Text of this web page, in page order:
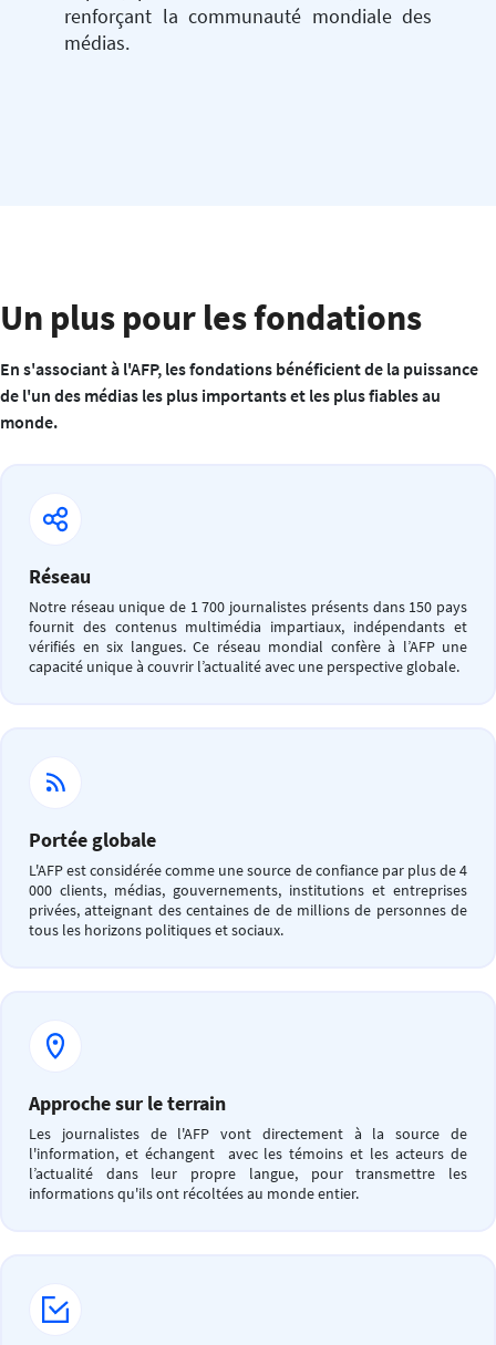
renforçant la communauté mondiale des
médias.
Un plus pour les fondations
En s'associant à l'AFP, les fondations bénéficient de la puissance
de l'un des médias les plus importants et les plus fiables au
monde.
Réseau
Notre réseau unique de 1 700 journalistes présents dans 150 pays
fournit des contenus multimédia impartiaux, indépendants et
vérifiés en six langues. Ce réseau mondial confère à l’AFP une
capacité unique à couvrir l’actualité avec une perspective globale.
Portée globale
L'AFP est considérée comme une source de confiance par plus de 4
000 clients, médias, gouvernements, institutions et entreprises
privées, atteignant des centaines de de millions de personnes de
tous les horizons politiques et sociaux.
Approche sur le terrain
Les journalistes de l'AFP vont directement à la source de
l'information, et échangent avec les témoins et les acteurs de
l’actualité dans leur propre langue, pour transmettre les
informations qu'ils ont récoltées au monde entier.